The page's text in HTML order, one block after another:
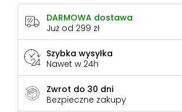
DARMOWA dostawa
Już od 299 zł
Szybka wysyłka
Nawet w 24h
Zwrot do 30 dni
Bezpieczne zakupy